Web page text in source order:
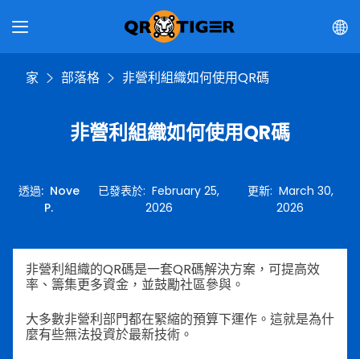
家 部落格 非營利組織如何使用QR碼
非營利組織如何使用QR碼
透過: Nove
P.
已發表於:February 25,
2026
更新: March 30,
2026
非營利組織的QR碼是一套QR碼解決方案，可提高效
率、籌集更多資金，並鼓勵社區參與。
大多數非營利部門都在緊縮的預算下運作。這就是為什
麼有些無法投資於最新技術。